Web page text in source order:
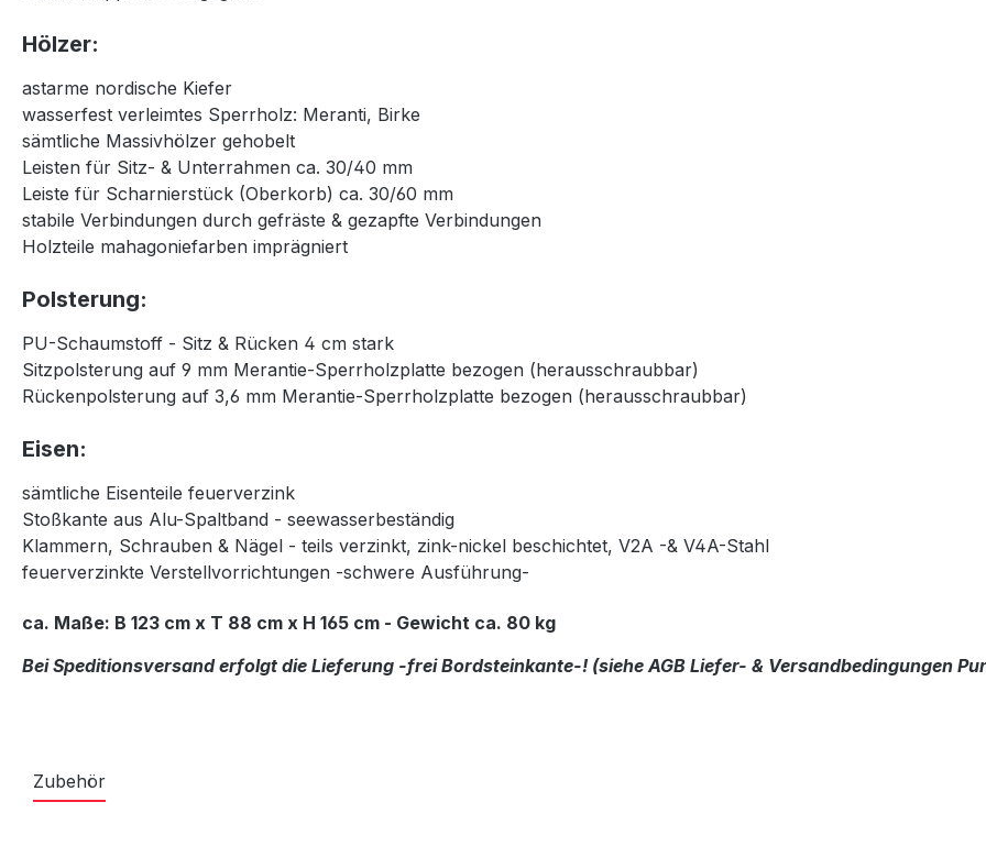
Hölzer:
astarme nordische Kiefer
wasserfest verleimtes Sperrholz: Meranti, Birke
sämtliche Massivhölzer gehobelt
Leisten für Sitz- & Unterrahmen ca. 30/40 mm
Leiste für Scharnierstück (Oberkorb) ca. 30/60 mm
stabile Verbindungen durch gefräste & gezapfte Verbindungen
Holzteile mahagoniefarben imprägniert
Polsterung:
PU-Schaumstoff - Sitz & Rücken 4 cm stark
Sitzpolsterung auf 9 mm Merantie-Sperrholzplatte bezogen (herausschraubbar)
Rückenpolsterung auf 3,6 mm Merantie-Sperrholzplatte bezogen (herausschraubbar)
Eisen:
sämtliche Eisenteile feuerverzink
Stoßkante aus Alu-Spaltband - seewasserbeständig
Klammern, Schrauben & Nägel - teils verzinkt, zink-nickel beschichtet, V2A -& V4A-Stahl
feuerverzinkte Verstellvorrichtungen -schwere Ausführung-
ca. Maße: B 123 cm x T 88 cm x H 165 cm - Gewicht ca. 80 kg
Bei Speditionsversand erfolgt die Lieferung -frei Bordsteinkante-! (siehe AGB Liefer- & Versandbedingungen
Zubehör